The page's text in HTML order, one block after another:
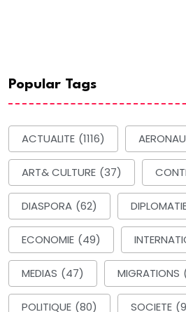
Popular Tags
ACTUALITE (1116)
ART& CULTURE (37)
DIASPORA (62)
ECONOMIE (49)
MEDIAS (47) MIGRATIONS
POLITIQUE (80) SOCIETE